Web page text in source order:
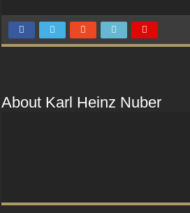
About Karl Heinz Nuber